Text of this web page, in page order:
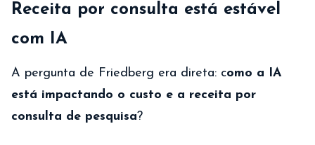
Receita por consulta está estável
com IA
A pergunta de Friedberg era direta: como a IA
está impactando o custo e a receita por
consulta de pesquisa?